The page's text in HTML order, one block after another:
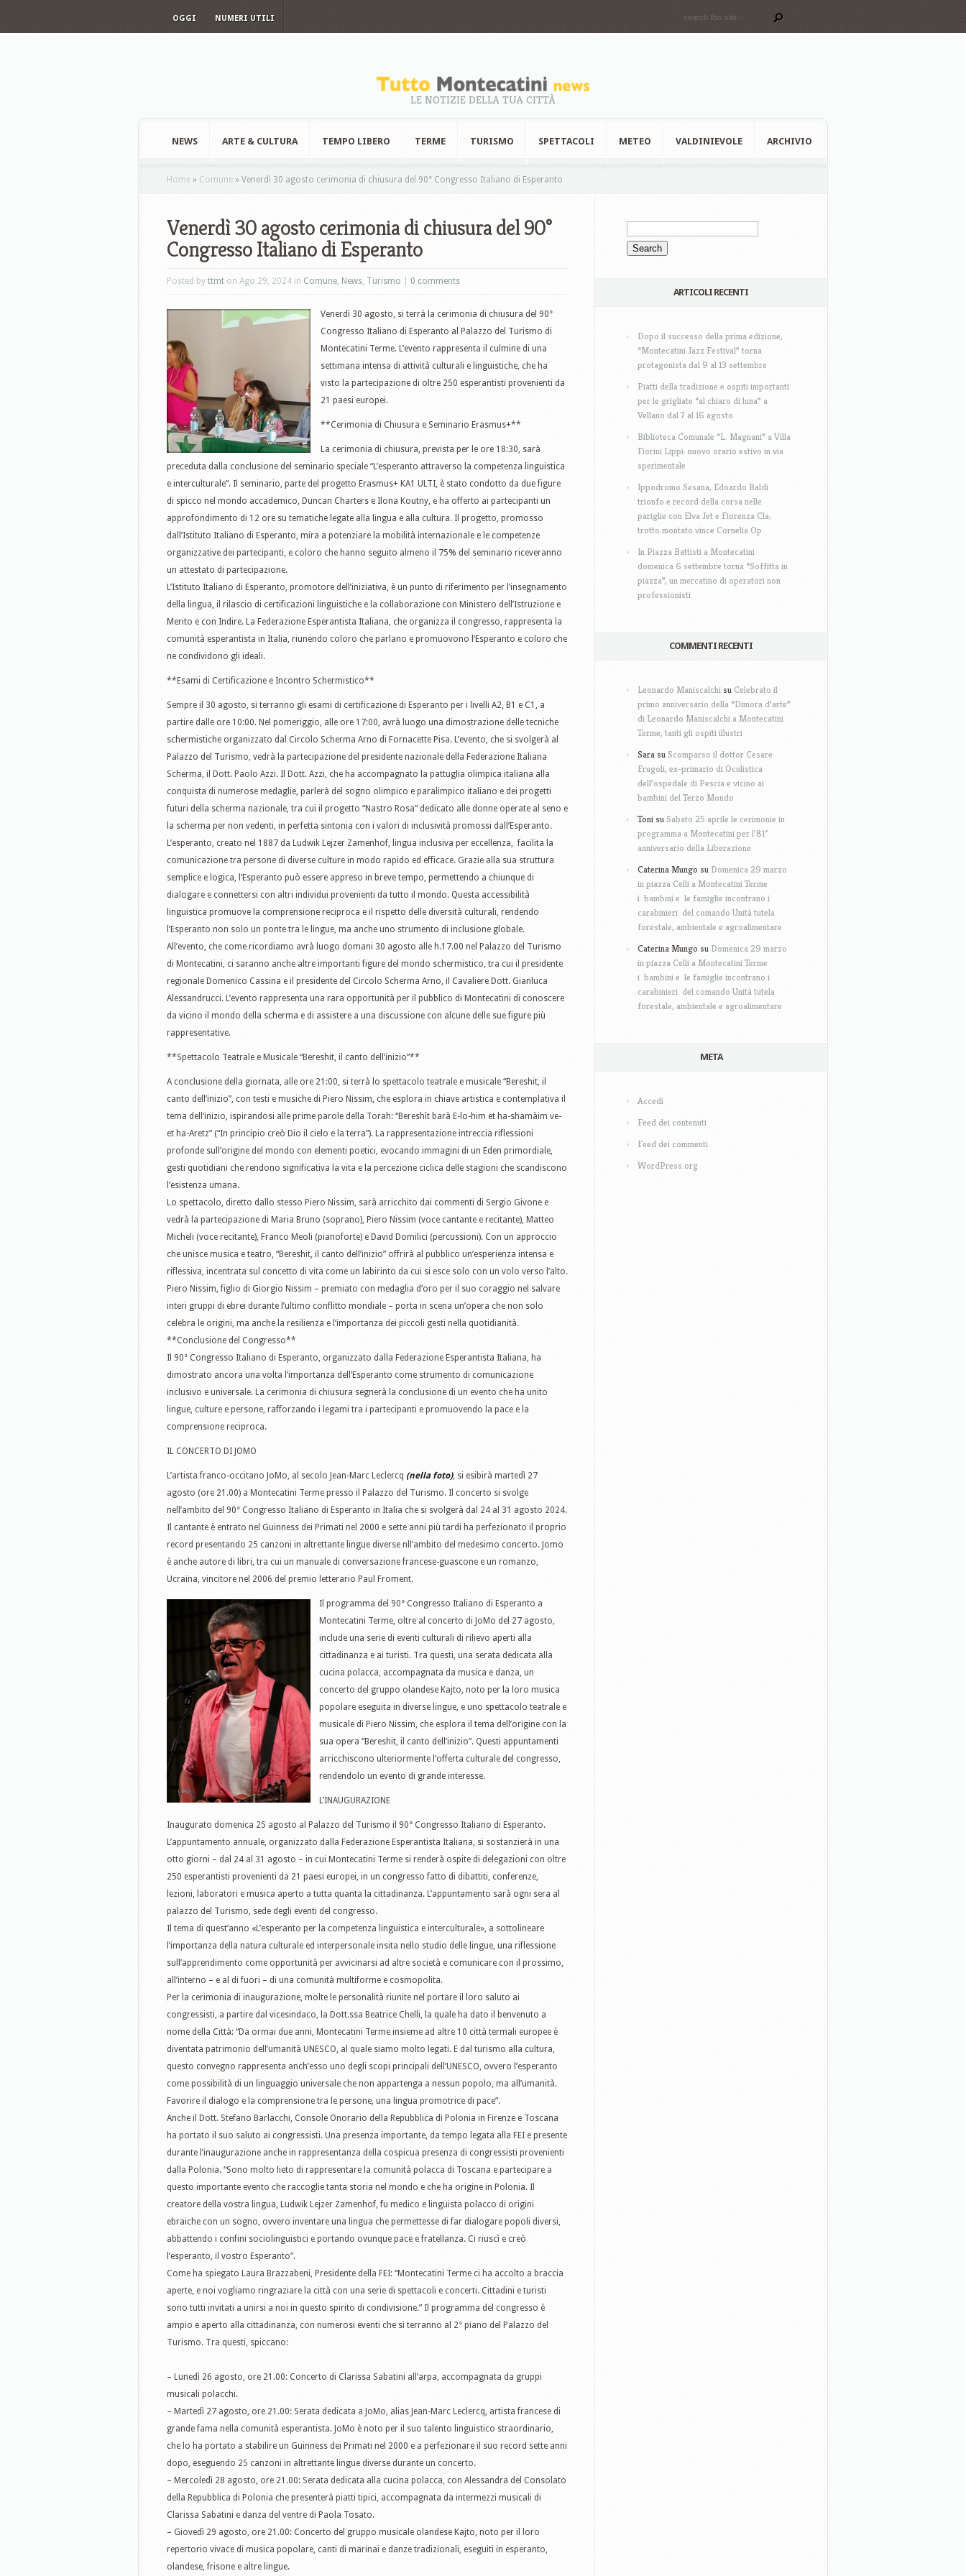
OGGI NUMERI UTILI
LE NOTIZIE DELLA TUA CITTÀ
NEWS ARTE & CULTURA TEMPO LIBERO TERME TURISMO SPETTACOLI METEO VALDINIEVOLE ARCHIVIO
Home » Comune » Venerdì 30 agosto cerimonia di chiusura del 90° Congresso Italiano di Esperanto
Venerdì 30 agosto cerimonia di chiusura del 90°
Congresso Italiano di Esperanto
Posted by ttmt on Ago 29, 2024 in Comune, News, Turismo 0 comments
Venerdì 30 agosto, si terrà la cerimonia di chiusura del 90°
Congresso Italiano di Esperanto al Palazzo del Turismo di
Montecatini Terme. L’evento rappresenta il culmine di una
settimana intensa di attività culturali e linguistiche, che ha
visto la partecipazione di oltre 250 esperantisti provenienti da
21 paesi europei.
**Cerimonia di Chiusura e Seminario Erasmus+**
La cerimonia di chiusura, prevista per le ore 18:30, sarà
preceduta dalla conclusione del seminario speciale “L’esperanto attraverso la competenza linguistica
e interculturale”. Il seminario, parte del progetto Erasmus+ KA1 ULTI, è stato condotto da due figure
di spicco nel mondo accademico, Duncan Charters e Ilona Koutny, e ha offerto ai partecipanti un
approfondimento di 12 ore su tematiche legate alla lingua e alla cultura. Il progetto, promosso
dall’Istituto Italiano di Esperanto, mira a potenziare la mobilità internazionale e le competenze
organizzative dei partecipanti, e coloro che hanno seguito almeno il 75% del seminario riceveranno
un attestato di partecipazione.
L’Istituto Italiano di Esperanto, promotore dell’iniziativa, è un punto di riferimento per l’insegnamento
della lingua, il rilascio di certificazioni linguistiche e la collaborazione con Ministero dell’Istruzione e
Merito e con Indire. La Federazione Esperantista Italiana, che organizza il congresso, rappresenta la
comunità esperantista in Italia, riunendo coloro che parlano e promuovono l’Esperanto e coloro che
ne condividono gli ideali.
**Esami di Certificazione e Incontro Schermistico**
Sempre il 30 agosto, si terranno gli esami di certificazione di Esperanto per i livelli A2, B1 e C1, a
partire dalle ore 10:00. Nel pomeriggio, alle ore 17:00, avrà luogo una dimostrazione delle tecniche
schermistiche organizzato dal Circolo Scherma Arno di Fornacette Pisa. L’evento, che si svolgerà al
Palazzo del Turismo, vedrà la partecipazione del presidente nazionale della Federazione Italiana
Scherma, il Dott. Paolo Azzi. Il Dott. Azzi, che ha accompagnato la pattuglia olimpica italiana alla
conquista di numerose medaglie, parlerà del sogno olimpico e paralimpico italiano e dei progetti
futuri della scherma nazionale, tra cui il progetto “Nastro Rosa” dedicato alle donne operate al seno e
la scherma per non vedenti, in perfetta sintonia con i valori di inclusività promossi dall’Esperanto.
L’esperanto, creato nel 1887 da Ludwik Lejzer Zamenhof, lingua inclusiva per eccellenza, facilita la
comunicazione tra persone di diverse culture in modo rapido ed efficace. Grazie alla sua struttura
semplice e logica, l’Esperanto può essere appreso in breve tempo, permettendo a chiunque di
dialogare e connettersi con altri individui provenienti da tutto il mondo. Questa accessibilità
linguistica promuove la comprensione reciproca e il rispetto delle diversità culturali, rendendo
l’Esperanto non solo un ponte tra le lingue, ma anche uno strumento di inclusione globale.
All’evento, che come ricordiamo avrà luogo domani 30 agosto alle h.17.00 nel Palazzo del Turismo
di Montecatini, ci saranno anche altre importanti figure del mondo schermistico, tra cui il presidente
regionale Domenico Cassina e il presidente del Circolo Scherma Arno, il Cavaliere Dott. Gianluca
Alessandrucci. L’evento rappresenta una rara opportunità per il pubblico di Montecatini di conoscere
da vicino il mondo della scherma e di assistere a una discussione con alcune delle sue figure più
rappresentative.
**Spettacolo Teatrale e Musicale “Bereshit, il canto dell’inizio”**
A conclusione della giornata, alle ore 21:00, si terrà lo spettacolo teatrale e musicale “Bereshit, il
canto dell’inizio”, con testi e musiche di Piero Nissim, che esplora in chiave artistica e contemplativa il
tema dell’inizio, ispirandosi alle prime parole della Torah: “Bereshìt barà E-lo-him et ha-shamàim ve-
et ha-Aretz” (“In principio creò Dio il cielo e la terra”). La rappresentazione intreccia riflessioni
profonde sull’origine del mondo con elementi poetici, evocando immagini di un Eden primordiale,
gesti quotidiani che rendono significativa la vita e la percezione ciclica delle stagioni che scandiscono
l’esistenza umana.
Lo spettacolo, diretto dallo stesso Piero Nissim, sarà arricchito dai commenti di Sergio Givone e
vedrà la partecipazione di Maria Bruno (soprano), Piero Nissim (voce cantante e recitante), Matteo
Micheli (voce recitante), Franco Meoli (pianoforte) e David Domilici (percussioni). Con un approccio
che unisce musica e teatro, “Bereshit, il canto dell’inizio” offrirà al pubblico un’esperienza intensa e
riflessiva, incentrata sul concetto di vita come un labirinto da cui si esce solo con un volo verso l’alto.
Piero Nissim, figlio di Giorgio Nissim – premiato con medaglia d’oro per il suo coraggio nel salvare
interi gruppi di ebrei durante l’ultimo conflitto mondiale – porta in scena un’opera che non solo
celebra le origini, ma anche la resilienza e l’importanza dei piccoli gesti nella quotidianità.
**Conclusione del Congresso**
Il 90° Congresso Italiano di Esperanto, organizzato dalla Federazione Esperantista Italiana, ha
dimostrato ancora una volta l’importanza dell’Esperanto come strumento di comunicazione
inclusivo e universale. La cerimonia di chiusura segnerà la conclusione di un evento che ha unito
lingue, culture e persone, rafforzando i legami tra i partecipanti e promuovendo la pace e la
comprensione reciproca.
IL CONCERTO DI JOMO
L’artista franco-occitano JoMo, al secolo Jean-Marc Leclercq (nella foto), si esibirà martedì 27
agosto (ore 21.00) a Montecatini Terme presso il Palazzo del Turismo. Il concerto si svolge
nell’ambito del 90° Congresso Italiano di Esperanto in Italia che si svolgerà dal 24 al 31 agosto 2024.
Il cantante è entrato nel Guinness dei Primati nel 2000 e sette anni più tardi ha perfezionato il proprio
record presentando 25 canzoni in altrettante lingue diverse nll’ambito del medesimo concerto. Jomo
è anche autore di libri, tra cui un manuale di conversazione francese-guascone e un romanzo,
Ucraïna, vincitore nel 2006 del premio letterario Paul Froment.
Il programma del 90° Congresso Italiano di Esperanto a
Montecatini Terme, oltre al concerto di JoMo del 27 agosto,
include una serie di eventi culturali di rilievo aperti alla
cittadinanza e ai turisti. Tra questi, una serata dedicata alla
cucina polacca, accompagnata da musica e danza, un
concerto del gruppo olandese Kajto, noto per la loro musica
popolare eseguita in diverse lingue, e uno spettacolo teatrale e
musicale di Piero Nissim, che esplora il tema dell’origine con la
sua opera “Bereshit, il canto dell’inizio”. Questi appuntamenti
arricchiscono ulteriormente l’offerta culturale del congresso,
rendendolo un evento di grande interesse.
L’INAUGURAZIONE
Inaugurato domenica 25 agosto al Palazzo del Turismo il 90° Congresso Italiano di Esperanto.
L’appuntamento annuale, organizzato dalla Federazione Esperantista Italiana, si sostanzierà in una
otto giorni – dal 24 al 31 agosto – in cui Montecatini Terme si renderà ospite di delegazioni con oltre
250 esperantisti provenienti da 21 paesi europei, in un congresso fatto di dibattiti, conferenze,
lezioni, laboratori e musica aperto a tutta quanta la cittadinanza. L’appuntamento sarà ogni sera al
palazzo del Turismo, sede degli eventi del congresso.
Il tema di quest’anno «L’esperanto per la competenza linguistica e interculturale», a sottolineare
l’importanza della natura culturale ed interpersonale insita nello studio delle lingue, una riflessione
sull’apprendimento come opportunità per avvicinarsi ad altre società e comunicare con il prossimo,
all’interno – e al di fuori – di una comunità multiforme e cosmopolita.
Per la cerimonia di inaugurazione, molte le personalità riunite nel portare il loro saluto ai
congressisti, a partire dal vicesindaco, la Dott.ssa Beatrice Chelli, la quale ha dato il benvenuto a
nome della Città: “Da ormai due anni, Montecatini Terme insieme ad altre 10 città termali europee è
diventata patrimonio dell’umanità UNESCO, al quale siamo molto legati. E dal turismo alla cultura,
questo convegno rappresenta anch’esso uno degli scopi principali dell’UNESCO, ovvero l’esperanto
come possibilità di un linguaggio universale che non appartenga a nessun popolo, ma all’umanità.
Favorire il dialogo e la comprensione tra le persone, una lingua promotrice di pace”.
Anche il
Dott. Stefano Barlacchi, Console Onorario della Repubblica di Polonia in Firenze e Toscana
ha portato il suo saluto ai congressisti. Una presenza importante, da tempo legata alla FEI e presente
durante l’inaugurazione anche in rappresentanza della cospicua presenza di congressisti provenienti
dalla Polonia. “Sono molto lieto di rappresentare la comunità polacca di Toscana e partecipare a
questo importante evento che raccoglie tanta storia nel mondo e che ha origine in Polonia. Il
creatore della vostra lingua, Ludwik Lejzer Zamenhof, fu medico e linguista polacco di origini
ebraiche con un sogno, ovvero inventare una lingua che permettesse di far dialogare popoli diversi,
abbattendo i confini sociolinguistici e portando ovunque pace e fratellanza. Ci riuscì e creò
l’esperanto, il vostro Esperanto”.
Come ha spiegato Laura Brazzabeni, Presidente della FEI: “Montecatini Terme ci ha accolto a braccia
aperte, e noi vogliamo ringraziare la città con una serie di spettacoli e concerti. Cittadini e turisti
sono tutti invitati a unirsi a noi in questo spirito di condivisione.” Il programma del congresso è
ampio e aperto alla cittadinanza, con numerosi eventi che si terranno al 2° piano del Palazzo del
Turismo. Tra questi, spiccano:
– Lunedì 26 agosto, ore 21.00: Concerto di Clarissa Sabatini all’arpa, accompagnata da gruppi
musicali polacchi.
– Martedì 27 agosto, ore 21.00: Serata dedicata a JoMo, alias Jean-Marc Leclercq, artista francese di
grande fama nella comunità esperantista. JoMo è noto per il suo talento linguistico straordinario,
che lo ha portato a stabilire un Guinness dei Primati nel 2000 e a perfezionare il suo record sette anni
dopo, eseguendo 25 canzoni in altrettante lingue diverse durante un concerto.
– Mercoledì 28 agosto, ore 21.00: Serata dedicata alla cucina polacca, con Alessandra del Consolato
della Repubblica di Polonia che presenterà piatti tipici, accompagnata da intermezzi musicali di
Clarissa Sabatini e danza del ventre di Paola Tosato.
– Giovedì 29 agosto, ore 21.00: Concerto del gruppo musicale olandese Kajto, noto per il loro
repertorio vivace di musica popolare, canti di marinai e danze tradizionali, eseguiti in esperanto,
olandese, frisone e altre lingue.
ARTICOLI RECENTI
Dopo il successo della prima edizione,
“Montecatini Jazz Festival” torna
protagonista dal 9 al 13 settembre
Piatti della tradizione e ospiti importanti
per le grigliate “al chiaro di luna” a
Vellano dal 7 al 16 agosto
Biblioteca Comunale “L. Magnani” a Villa
Fiorini Lippi: nuovo orario estivo in via
sperimentale
Ippodromo Sesana, Edoardo Baldi
trionfo e record della corsa nelle
pariglie con Elva Jet e Fiorenza Cla;
trotto montato vince Cornelia Op
In Piazza Battisti a Montecatini
domenica 6 settembre torna “Soffitta in
piazza”, un mercatino di operatori non
professionisti
COMMENTI RECENTI
Leonardo Maniscalchi suCelebrato il
primo anniversario della “Dimora d’arte”
di Leonardo Maniscalchi a Montecatini
Terme, tanti gli ospiti illustri
Sara su Scomparso il dottor Cesare
Frugoli, ex-primario di Oculistica
dell’ospedale di Pescia e vicino ai
bambini del Terzo Mondo
Toni suSabato 25 aprile le cerimonie in
programma a Montecatini per l’81°
anniversario della Liberazione
Caterina Mungo su Domenica 29 marzo
in piazza Celli a Montecatini Terme
i bambini e le famiglie incontrano i
carabinieri del comando Unità tutela
forestale, ambientale e agroalimentare
Caterina Mungo su Domenica 29 marzo
in piazza Celli a Montecatini Terme
i bambini e le famiglie incontrano i
carabinieri del comando Unità tutela
forestale, ambientale e agroalimentare
META
Accedi
Feed dei contenuti
Feed dei commenti
WordPress.org